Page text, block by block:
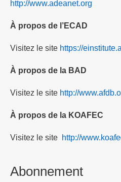
http://www.adeanet.org
À propos de l’ECAD
Visitez le site https://
À propos de la BAD
Visitez le site http://
À propos de la KOAFEC
Visitez le site http://
Abonnement